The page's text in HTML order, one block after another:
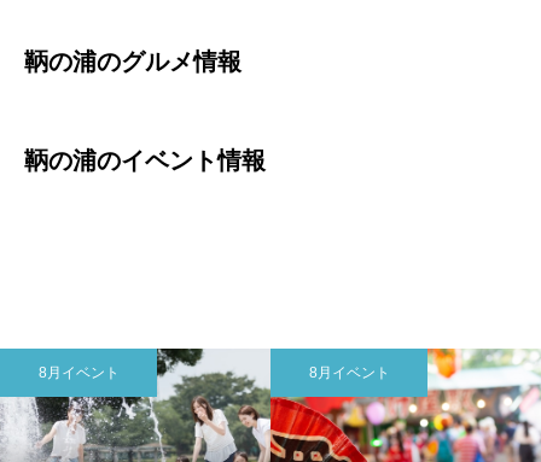
鞆の浦のグルメ情報
鞆の浦のイベント情報
8月イベント 8月イベント